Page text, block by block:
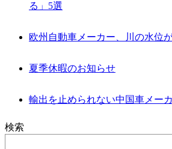
る」5選
欧州自動車メーカー、川の水位
夏季休暇のお知らせ
輸出を止められない中国車メー
検索